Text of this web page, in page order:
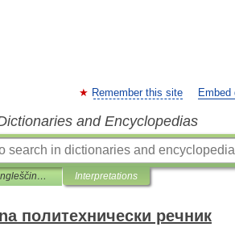
Remember this site Embed
and Encyclopedias
Български-Angleščina политехнически речник Interpretations
политехнически речник